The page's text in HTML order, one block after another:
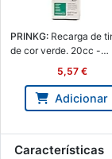
PRINKG: Re­carga de
de cor verde. 20cc -
Brother PRINKG
5,57 €
Adicionar
Características